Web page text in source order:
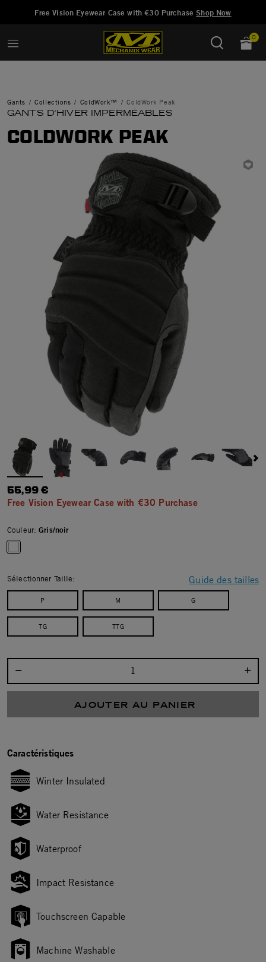
Free Vision Eyewear Case with €30 PurchaseShop Now
0
Gants Collections ColdWork™ ColdWork Peak
GANTS D'HIVER IMPERMÉABLES
COLDWORK PEAK
55,99 €
Free Vision Eyewear Case with €30 Purchase
Couleur:Gris/noir
Guide des tailles
Sélectionner Taille:
P M G
TG TTG
AJOUTER AU PANIER
Caractéristiques
Winter Insulated
Water Resistance
Waterproof
Impact Resistance
Touchscreen Capable
Machine Washable
Ajouté à Gérer la liste d'envies